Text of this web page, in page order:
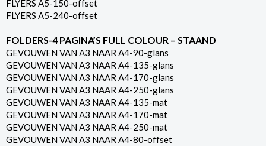
FLYERS A5-150-offset
FLYERS A5-240-offset
FOLDERS-4 PAGINA’S FULL COLOUR – STAAND
GEVOUWEN VAN A3 NAAR A4-90-glans
GEVOUWEN VAN A3 NAAR A4-135-glans
GEVOUWEN VAN A3 NAAR A4-170-glans
GEVOUWEN VAN A3 NAAR A4-250-glans
GEVOUWEN VAN A3 NAAR A4-135-mat
GEVOUWEN VAN A3 NAAR A4-170-mat
GEVOUWEN VAN A3 NAAR A4-250-mat
GEVOUWEN VAN A3 NAAR A4-80-offset